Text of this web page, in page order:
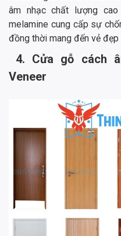
âm nhạc chất lượng
melamine cung cấp sự
đồng thời mang đến vẻ
4. Cửa gỗ cách
Veneer